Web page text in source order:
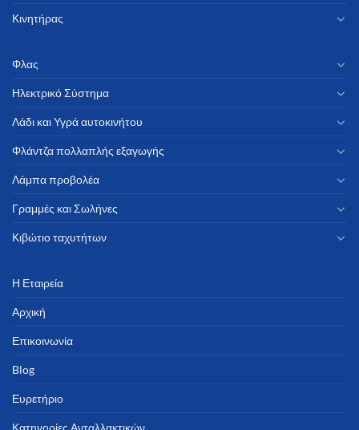
Κινητήρας
Φλας
Ηλεκτρικό Σύστημα
Λάδι και Υγρά αυτοκινήτου
Φλάντζα πολλαπλής εξαγωγής
Λάμπα προβολέα
Γραμμές και Σωλήνες
Κιβώτιο ταχυτήτων
Η Εταιρεία
Αρχική
Επικοινωνία
Blog
Ευρετήριο
Κατηγορίες Ανταλλακτικών